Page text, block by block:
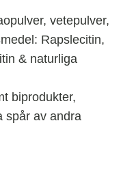
vetepulver,
Rapslecitin,
& naturliga
biprodukter,
spår av andra